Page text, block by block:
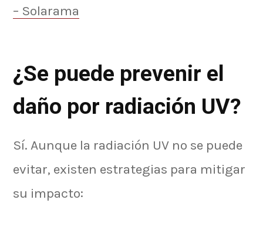
– Solarama
¿Se puede prevenir el
daño por radiación UV?
Sí. Aunque la radiación UV no se puede
evitar, existen estrategias para mitigar
su impacto: